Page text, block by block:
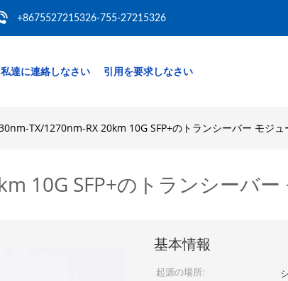
+8675527215326-755-27215326
私達に連絡しなさい 引用を要求しなさい
TX/1270nm-RX 20km 10G SFP+のトランシーバー モジュ
10G SFP+のトランシーバ
基本情報
起源の場所: